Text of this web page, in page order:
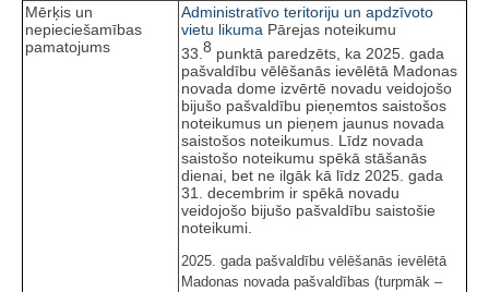
Mērķis un
nepieciešamības
pamatojums
Administratīvo teritoriju un apdzīvoto
vietu likuma Pārejas noteikumu
33. 8 punktā paredzēts, ka 2025. gada
pašvaldību vēlēšanās ievēlētā Madonas
novada dome izvērtē novadu veidojošo
bijušo pašvaldību pieņemtos saistošos
noteikumus un pieņem jaunus novada
saistošos noteikumus. Līdz novada
saistošo noteikumu spēkā stāšanās
dienai, bet ne ilgāk kā līdz 2025. gada
31. decembrim ir spēkā novadu
veidojošo bijušo pašvaldību saistošie
noteikumi.
2025. gada pašvaldību vēlēšanās ievēlētā
Madonas novada pašvaldības (turpmāk –